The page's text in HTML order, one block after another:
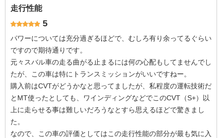
走行性能
5
パワーについては充分過ぎるほどで、むしろ有り余ってるぐらい
ですので期待通りです。
元々スバル車の走る曲がる止まるには何の心配もしてませんでし
たが、この車は特にトランスミッションがいいですねー。
購入前はCVTがどうかなと思ってましたが、私程度の運転技術だ
とMT使ったとしても、ワインディングなどでこのCVT（S+）以
上に走らせる事は難しいだろうなとすら思えるほどで驚きまし
た。
なので、この車の評価としてはこの走行性能の部分が最も気に入